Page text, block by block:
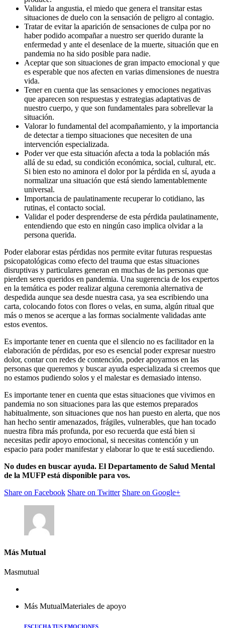
Validar la angustia, el miedo que genera el transitar estas
situaciones de duelo con la sensación de peligro al contagio.
Tratar de evitar la aparición de sensaciones de culpa por no
haber podido acompañar a nuestro ser querido durante la
enfermedad y ante el desenlace de la muerte, situación que en
pandemia no ha sido posible para nadie.
Aceptar que son situaciones de gran impacto emocional y que
es esperable que nos afecten en varias dimensiones de nuestra
vida.
Tener en cuenta que las sensaciones y emociones negativas
que aparecen son respuestas y estrategias adaptativas de
nuestro cuerpo, y que son fundamentales para sobrellevar la
situación.
Valorar lo fundamental del acompañamiento, y la importancia
de detectar a tiempo situaciones que necesiten de una
intervención especializada.
Poder ver que esta situación afecta a toda la población más
allá de su edad, su condición económica, social, cultural, etc.
Si bien esto no aminora el dolor por la pérdida en sí, ayuda a
normalizar una situación que está siendo lamentablemente
universal.
Importancia de paulatinamente recuperar lo cotidiano, las
rutinas, el contacto social.
Validar el poder desprenderse de esta pérdida paulatinamente,
entendiendo que esto en ningún caso implica olvidar a la
persona querida.
Poder elaborar estas pérdidas nos permite evitar futuras respuestas
psicopatológicas como efecto del trauma que estas situaciones
disruptivas y particulares generan en muchas de las personas que
pierden seres queridos en pandemia. Una sugerencia de los expertos
en la temática es poder realizar alguna ceremonia alternativa de
despedida aunque sea desde nuestra casa, ya sea escribiendo una
carta, colocando fotos con flores o velas, en suma, algún ritual que
más o menos se acerque a las formas socialmente validadas ante
estos eventos.
Es importante tener en cuenta que el silencio no es facilitador en la
elaboración de pérdidas, por eso es esencial poder expresar nuestro
dolor, contar con redes de contención, poder apoyarnos en las
personas que queremos y buscar ayuda especializada si creemos que
no estamos pudiendo solos y el malestar es demasiado intenso.
Es importante tener en cuenta que estas situaciones que vivimos en
pandemia no son situaciones para las que estemos preparados
habitualmente, son situaciones que nos han puesto en alerta, que nos
han hecho sentir amenazados, frágiles, vulnerables, que han tocado
nuestra fibra más profunda, por eso recuerda que está bien si
necesitas pedir apoyo emocional, si necesitas contención y un
espacio para poder manifestar y elaborar lo que te está sucediendo.
No dudes en buscar ayuda. El Departamento de Salud Mental
de la MUFP está disponible para vos.
Share on Facebook Share on Twitter Share on Google+
Más Mutual
Masmutual
Más MutualMateriales de apoyo
ESCUCHA TUS EMOCIONES